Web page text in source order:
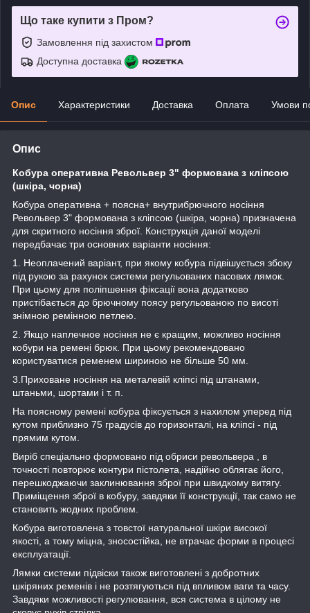
Що таке купити з Пром?
Замовлення під захистом
Доступна доставка
Опис Характеристики Доставка Оплата Умови
Опис
Кобура оперативна Револьвер 3" формована з кліпсою
(шкіра, чорна)
Кобура оперативна + поясна+ внутрибрючного носіння
Револьвер 3" формована з кліпсою (шкіра, чорна) призначена
для скритного носіння зброї. Конструкція даної моделі
передбачає три основних варіанти носіння:
1. Неоплачений варіант, при якому кобура підвішується збоку
під рукою за рахунок системи регульованих пасових лямок.
При цьому для поліпшення фіксації вона додатково
пристібається до брючному поясу регульованою по висоті
знімною ремінною петлею.
2. Якщо наплечное носіння не є кращим, можливо носіння
кобури на ремені брюк. При цьому рекомендовано
користуватися ременем шириною не більше 50 мм.
3.Приховане носіння на металевій кліпсі під штанами,
штаньми, шортами і т. п.
На поясному ремені кобура фіксується з нахилом уперед під
кутом приблизно 75 градусів до горизонталі, на кліпсі - під
прямим кутом.
Виріб спеціально формовано під обриси револьвера , в
точності повторює контури пістолета, надійно облягає його,
перешкоджаючи заклинювання зброї при швидкому витягу.
Приміщення зброї в кобуру, завдяки її конструкції, так само не
становить жодних проблем.
Кобура виготовлена з товстої натуральної шкіри високої
якості, а тому міцна, зносостійка, не втрачає форми в процесі
експлуатації.
Лямки системи підвіски також виготовлені з добротних
шкіряних ременів і не розтягуються під впливом ваги та часу.
Завдяки можливості регулювання, вся система в цілому не